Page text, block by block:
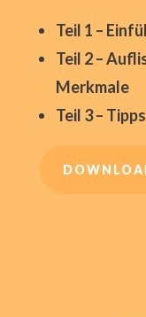
Teil 1 –
Teil 2–
Merkmale
Teil 3–